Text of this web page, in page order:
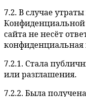
7.2. В случае
сайта не несёт
7.2.1. Стала
или разглашения.
7.2.2. Была